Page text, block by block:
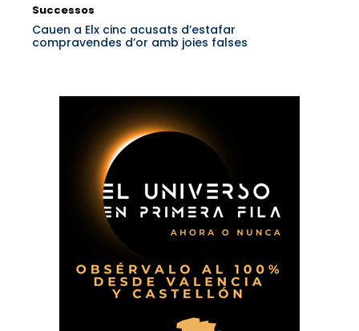
Successos
Cauen a Elx cinc acusats d’estafar
compravendes d’or amb joies falses